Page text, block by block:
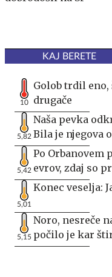
KAJ BERETE
10
Golob trdil
drugače
5,82
Naša pevka
Bila je njegova
5,42
Po Orbanovem
evrov, zdaj so
5,01
Konec veselja:
5,15
Noro, nesreče
počilo je kar